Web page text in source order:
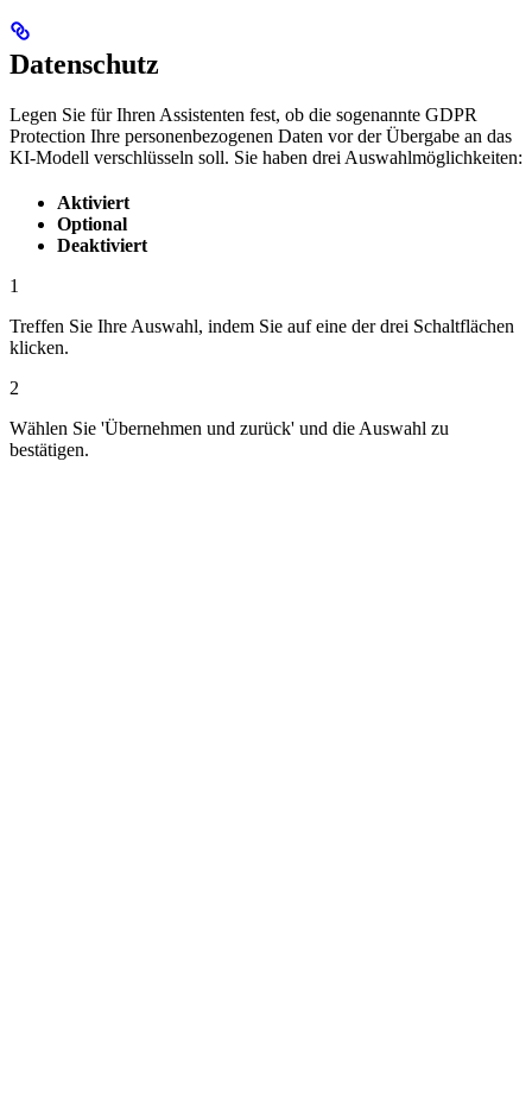
Datenschutz
Legen Sie für Ihren Assistenten fest, ob die sogenannte GDPR
Protection Ihre personenbezogenen Daten vor der Übergabe an das
KI-Modell verschlüsseln soll. Sie haben drei Auswahlmöglichkeiten:
Aktiviert
Optional
Deaktiviert
1
Treffen Sie Ihre Auswahl, indem Sie auf eine der drei Schaltflächen
klicken.
2
Wählen Sie 'Übernehmen und zurück' und die Auswahl zu
bestätigen.